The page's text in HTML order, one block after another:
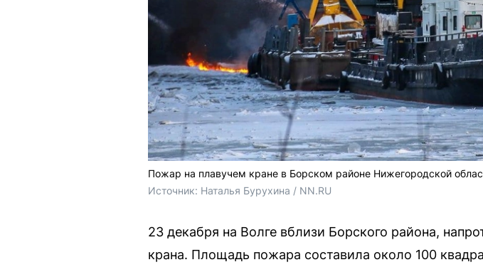
Пожар на плавучем кране в Борском районе Нижегородской
Источник: Наталья Бурухина / NN.RU
23 декабря на Волге вблизи Борского района,
крана. Площадь пожара составила около 100